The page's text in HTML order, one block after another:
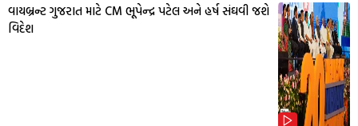
વાયબ્રન્ટ ગુજરાત માટે CM ભૂપેન્દ્ર પટેલ અને હર્ષ સંઘવી જશે
વિદેશ